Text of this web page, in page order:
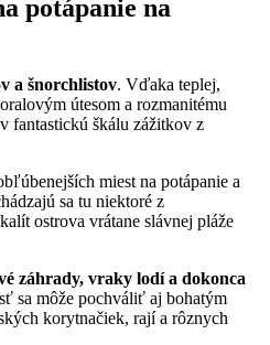
potápanie na
a šnorchlistov. Vďaka teplej,
útesom a rozmanitému
fantastickú škálu zážitkov z
miest na potápanie a
sa tu niektoré z
ostrova vrátane slávnej pláže
záhrady, vraky lodí a dokonca
sa môže pochváliť aj bohatým
korytnačiek, rají a rôznych